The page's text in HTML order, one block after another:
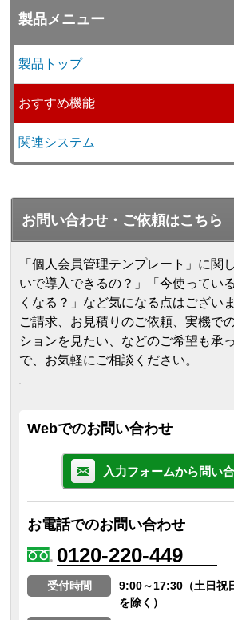
製品メニュー
製品トップ
おすすめ機能
関連システム
お問い合わせ・ご依頼はこちら
「個人会員管理テンプレート」に関
いで導入できるの？」「今使ってい
くなる？」など気になる点はござい
ご請求、お見積りのご依頼、実機で
ションを見たい、などのご希望も承
で、お気軽にご相談ください。
Webでのお問い合わせ
入力フォームから問い
お電話でのお問い合わせ
0120-220-449
受付時間
9:00～17:30（土日祝
を除く）